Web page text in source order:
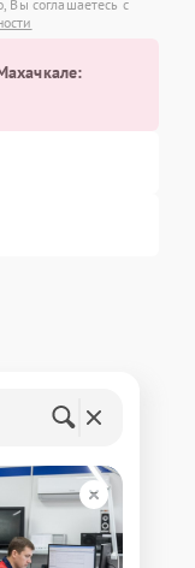
Вы соглашаетесь с